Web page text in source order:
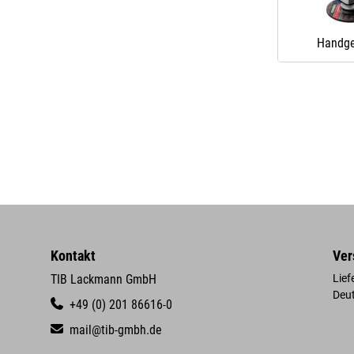
Kontakt
TIB Lackmann GmbH
+49 (0) 201 86616-0
mail@tib-gmbh.de